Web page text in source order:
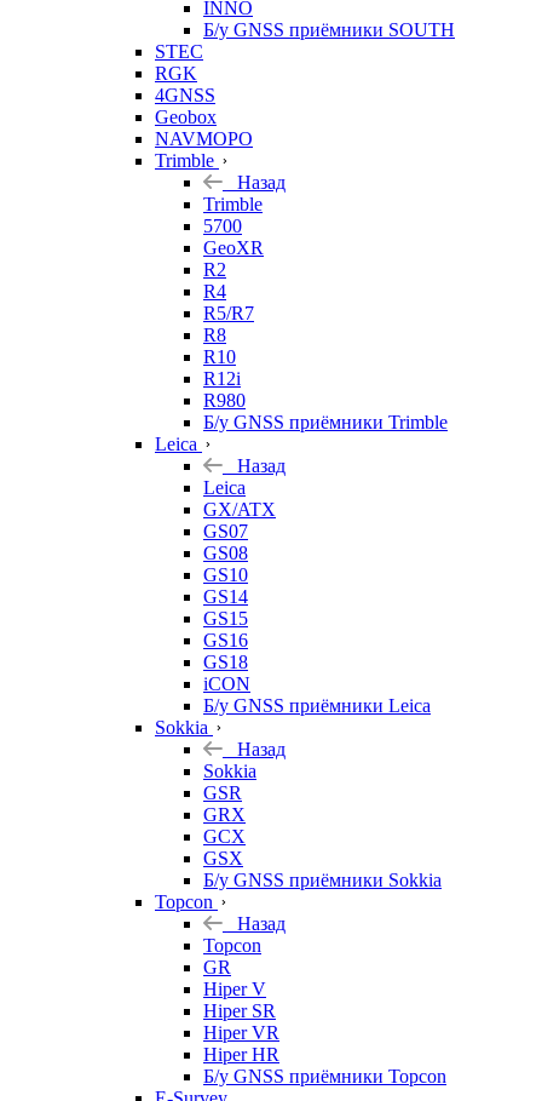
INNO
Б/у GNSS приёмники SOUTH
STEC
RGK
4GNSS
Geobox
NAVMOPO
Trimble
Назад
Trimble
5700
GeoXR
R2
R4
R5/R7
R8
R10
R12i
R980
Б/у GNSS приёмники Trimble
Leica
Назад
Leica
GX/ATX
GS07
GS08
GS10
GS14
GS15
GS16
GS18
iCON
Б/у GNSS приёмники Leica
Sokkia
Назад
Sokkia
GSR
GRX
GCX
GSX
Б/у GNSS приёмники Sokkia
Topcon
Назад
Topcon
GR
Hiper V
Hiper SR
Hiper VR
Hiper HR
Б/у GNSS приёмники Topcon